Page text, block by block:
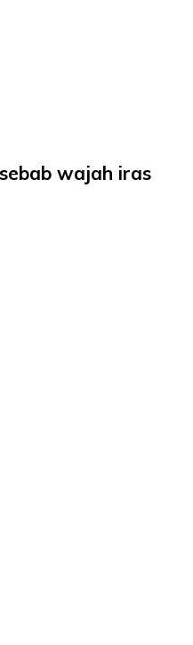
wajah iras